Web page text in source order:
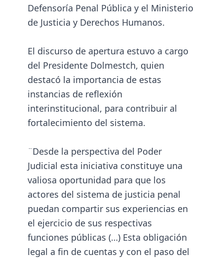
Defensoría Penal Pública y el Ministerio
de Justicia y Derechos Humanos.
El discurso de apertura estuvo a cargo
del Presidente Dolmestch, quien
destacó la importancia de estas
instancias de reflexión
interinstitucional, para contribuir al
fortalecimiento del sistema.
¨Desde la perspectiva del Poder
Judicial esta iniciativa constituye una
valiosa oportunidad para que los
actores del sistema de justicia penal
puedan compartir sus experiencias en
el ejercicio de sus respectivas
funciones públicas (…) Esta obligación
legal a fin de cuentas y con el paso del